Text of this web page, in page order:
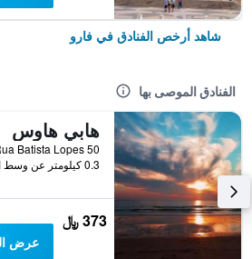
شاهد أرخص الفنادق في فارو
الفنادق الموصى بها
هابي هاوس
0.3 كيلومتر عن وسط المدينة
373 ﷼
عرض